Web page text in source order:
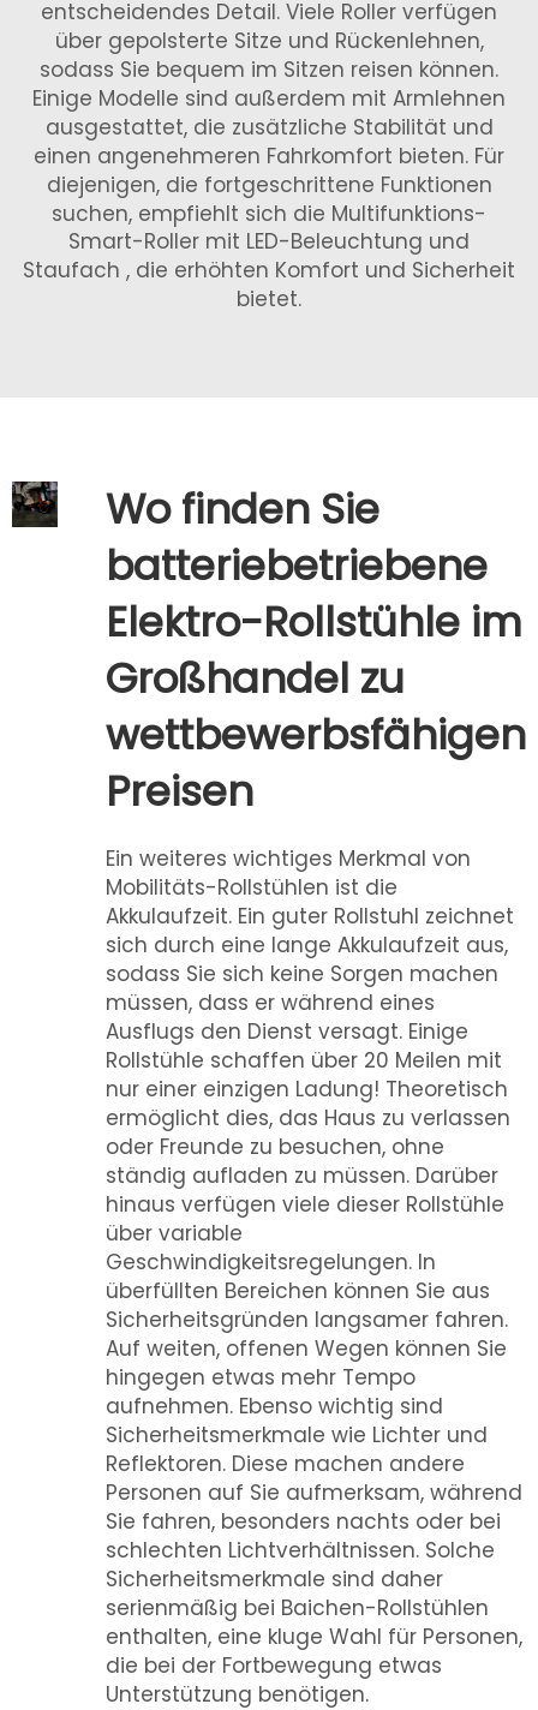
entscheidendes Detail. Viele Roller verfügen
über gepolsterte Sitze und Rückenlehnen,
sodass Sie bequem im Sitzen reisen können.
Einige Modelle sind außerdem mit Armlehnen
ausgestattet, die zusätzliche Stabilität und
einen angenehmeren Fahrkomfort bieten. Für
diejenigen, die fortgeschrittene Funktionen
suchen, empfiehlt sich die Multifunktions-
Smart-Roller mit LED-Beleuchtung und
Staufach , die erhöhten Komfort und Sicherheit
bietet.
Wo finden Sie
batteriebetriebene
Elektro-Rollstühle im
Großhandel zu
wettbewerbsfähigen
Preisen
Ein weiteres wichtiges Merkmal von
Mobilitäts-Rollstühlen ist die
Akkulaufzeit. Ein guter Rollstuhl zeichnet
sich durch eine lange Akkulaufzeit aus,
sodass Sie sich keine Sorgen machen
müssen, dass er während eines
Ausflugs den Dienst versagt. Einige
Rollstühle schaffen über 20 Meilen mit
nur einer einzigen Ladung! Theoretisch
ermöglicht dies, das Haus zu verlassen
oder Freunde zu besuchen, ohne
ständig aufladen zu müssen. Darüber
hinaus verfügen viele dieser Rollstühle
über variable
Geschwindigkeitsregelungen. In
überfüllten Bereichen können Sie aus
Sicherheitsgründen langsamer fahren.
Auf weiten, offenen Wegen können Sie
hingegen etwas mehr Tempo
aufnehmen. Ebenso wichtig sind
Sicherheitsmerkmale wie Lichter und
Reflektoren. Diese machen andere
Personen auf Sie aufmerksam, während
Sie fahren, besonders nachts oder bei
schlechten Lichtverhältnissen. Solche
Sicherheitsmerkmale sind daher
serienmäßig bei Baichen-Rollstühlen
enthalten, eine kluge Wahl für Personen,
die bei der Fortbewegung etwas
Unterstützung benötigen.